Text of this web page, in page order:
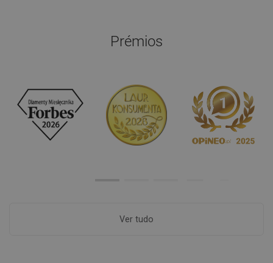
Prémios
Ver tudo